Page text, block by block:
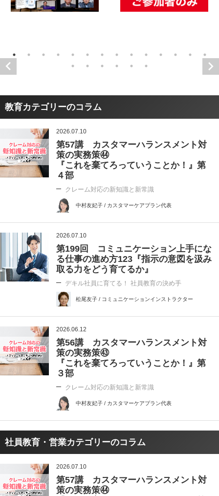
教育カテゴリーのコラム
2026.07.10
第57講 カスタマーハランスメント対
策の実務策㊹
『これを棄てろっていうことか！』第
４部
クレーム対応の新知識と新常識
中村友妃子 / カスタマーケアプラン代表
2026.07.10
第199回 コミュニケーション上手にな
る仕事の進め方123『指示の意図を汲み
取る力をどう育てるか』
デキル社員に育てる！ 社員教育の決め手
松尾友子 / コミュニケーションインストラクター
2026.06.12
第56講 カスタマーハランスメント対
策の実務策㊸
『これを棄てろっていうことか！』第
３部
クレーム対応の新知識と新常識
中村友妃子 / カスタマーケアプラン代表
社員教育・営業カテゴリーのコラム
2026.07.10
第57講 カスタマーハランスメント対
策の実務策㊹